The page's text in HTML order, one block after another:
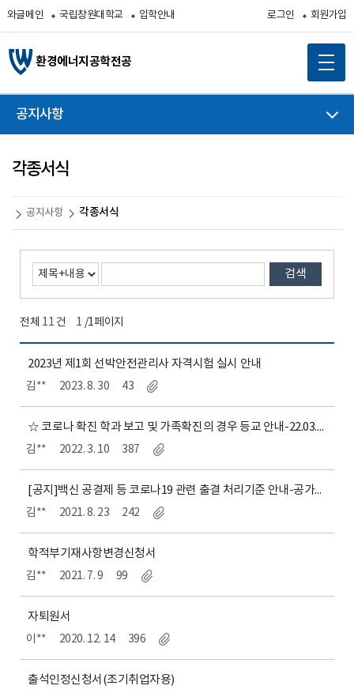
와글메인 국립창원대학교 입학안내 로그인 회원가입
환경에너지공학전공
공지사항
각종서식
공지사항 각종서식
검색
전체 11 건 1 /1페이지
2023년 제1회 선박안전관리사 자격시험 실시 안내
김** 2023. 8. 30 43
☆ 코로나 확진 학과 보고 및 가족확진의 경우 등교 안내-22.03.15.수정-출석인정신청서 양식 첨부
김** 2022. 3. 10 387
[공지]백신 공결제 등 코로나19 관련 출결 처리기준 안내-공가신청서 샘플 첨부
김** 2021. 8. 23 242
학적부기재사항변경신청서
김** 2021. 7. 9 99
자퇴원서
이** 2020. 12. 14 396
출석인정신청서(조기취업자용)